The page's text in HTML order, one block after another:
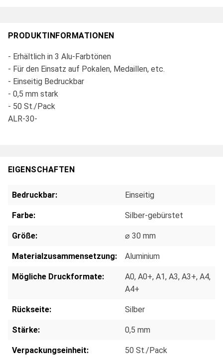
PRODUKTINFORMATIONEN
- Erhältlich in 3 Alu-Farbtönen
- Für den Einsatz auf Pokalen, Medaillen, etc.
- Einseitig Bedruckbar
- 0,5 mm stark
- 50 St./Pack
ALR-30-
EIGENSCHAFTEN
Bedruckbar: Einseitig
Farbe: Silber-gebürstet
Größe: ⌀ 30 mm
Materialzusammensetzung: Aluminium
Mögliche Druckformate: A0, A0+, A1, A3, A3+, A4,
A4+
Rückseite: Silber
Stärke: 0,5 mm
Verpackungseinheit: 50 St./Pack